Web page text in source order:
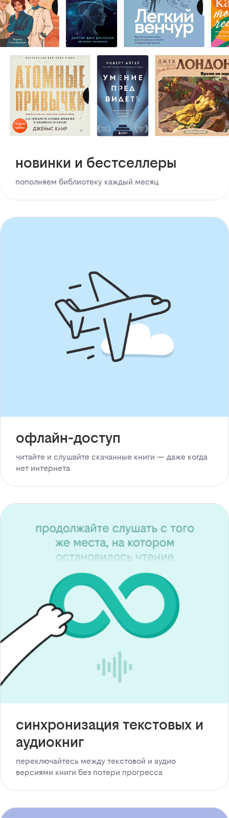
новинки и бестселлеры
пополняем библиотеку каждый месяц
офлайн-доступ
читайте и слушайте скачанные книги — даже когда
нет интернета
синхронизация текстовых и
аудиокниг
переключайтесь между текстовой и аудио
версиями книги без потери прогресса